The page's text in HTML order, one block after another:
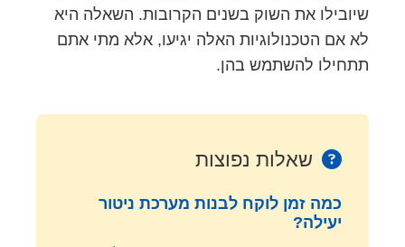
שיובילו את השוק בשנים הקרובות. השאלה היא
לא אם הטכנולוגיות האלה יגיעו, אלא מתי אתם
תתחילו להשתמש בהן.
שאלות נפוצות
כמה זמן לוקח לבנות מערכת ניטור
יעילה?